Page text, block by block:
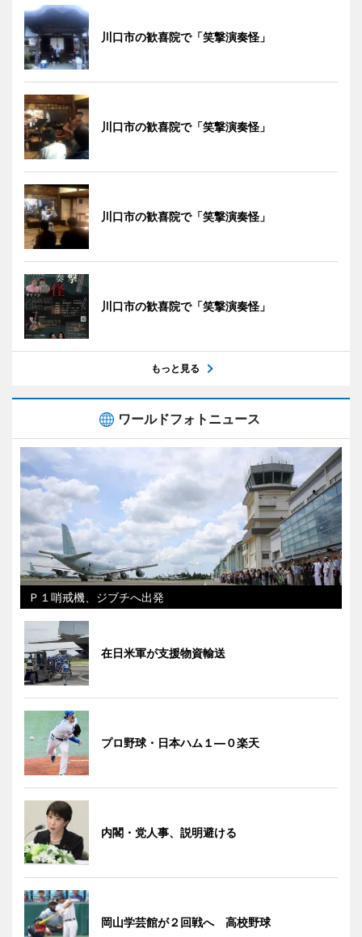
川口市の歓喜院で「笑撃演奏怪」
川口市の歓喜院で「笑撃演奏怪」
川口市の歓喜院で「笑撃演奏怪」
川口市の歓喜院で「笑撃演奏怪」
もっと見る
ワールドフォトニュース
Ｐ１哨戒機、ジブチへ出発
在日米軍が支援物資輸送
プロ野球・日本ハム１―０楽天
内閣・党人事、説明避ける
岡山学芸館が２回戦へ 高校野球